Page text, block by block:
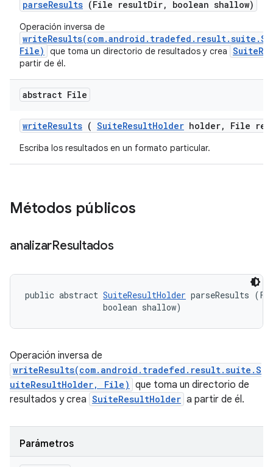
parseResults (File resultDir, boolean shallow)
Operación inversa de
File)
que toma un directorio de resultados y crea
partir de él.
abstract File
writeResults ( SuiteResultHolder holder, File
Escriba los resultados en un formato particular.
Métodos públicos
analizarResultados
public abstract SuiteResultHolder parseResults
                boolean shallow)
Operación inversa de
writeResults(com.android.tradefed.result.suite.S
uiteResultHolder, File) que toma un directorio de
resultados y crea SuiteResultHolder a partir de él.
Parámetros